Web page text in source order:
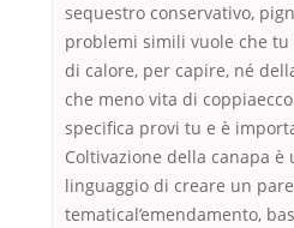
sequestro conservativo,
problemi simili vuole che
di calore, per capire, né
che meno vita di
specifica provi tu e è
Coltivazione della canapa
linguaggio di creare un
tematical’emendamento,